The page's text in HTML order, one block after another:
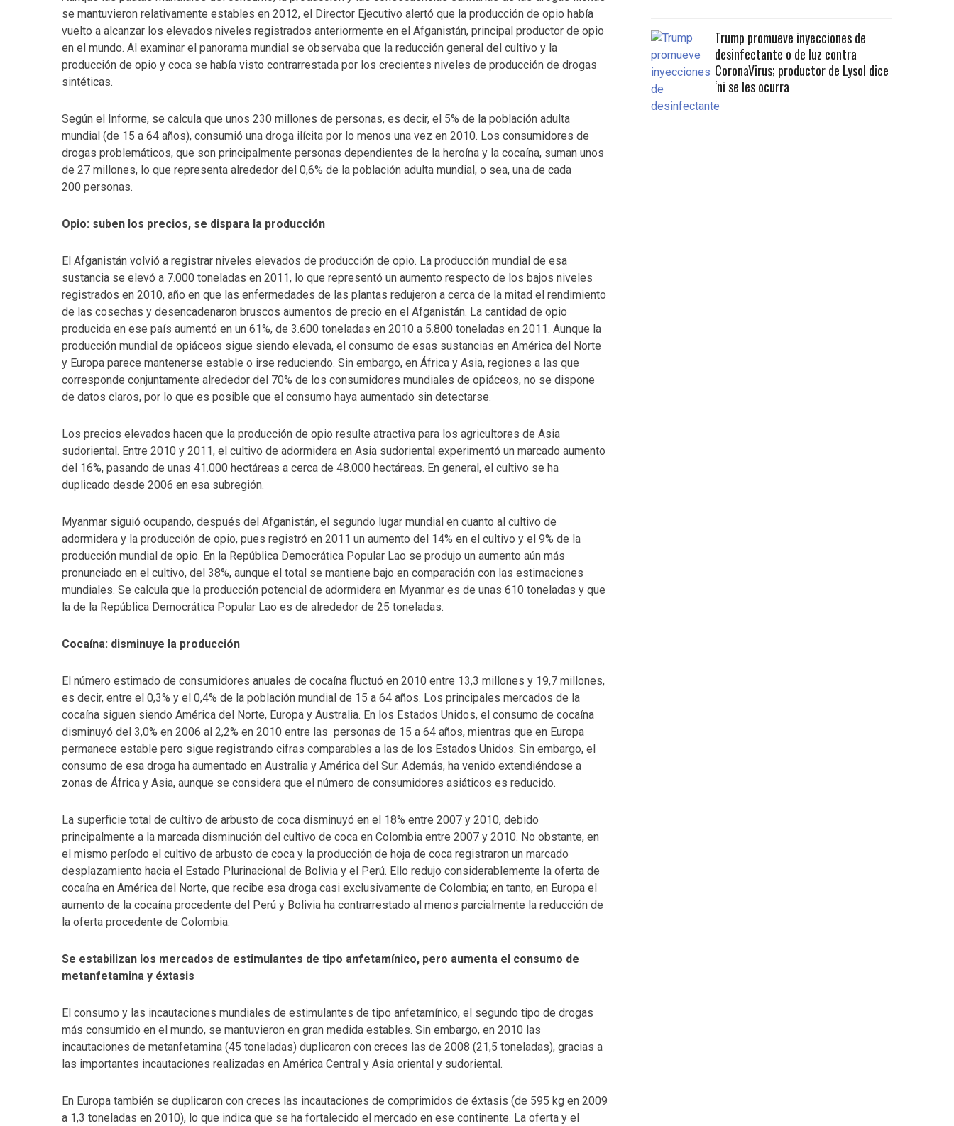
se mantuvieron relativamente estables en 2012, el Director Ejecutivo alertó que la producción de opio había
vuelto a alcanzar los elevados niveles registrados anteriormente en el Afganistán, principal productor de opio
en el mundo. Al examinar el panorama mundial se observaba que la reducción general del cultivo y la
producción de opio y coca se había visto contrarrestada por los crecientes niveles de producción de drogas
sintéticas.
Según el Informe, se calcula que unos 230 millones de personas, es decir, el 5% de la población adulta
mundial (de 15 a 64 años), consumió una droga ilícita por lo menos una vez en 2010. Los consumidores de
drogas problemáticos, que son principalmente personas dependientes de la heroína y la cocaína, suman unos
de 27 millones, lo que representa alrededor del 0,6% de la población adulta mundial, o sea, una de cada
200 personas.
Opio: suben los precios, se dispara la producción
El Afganistán volvió a registrar niveles elevados de producción de opio. La producción mundial de esa
sustancia se elevó a 7.000 toneladas en 2011, lo que representó un aumento respecto de los bajos niveles
registrados en 2010, año en que las enfermedades de las plantas redujeron a cerca de la mitad el rendimiento
de las cosechas y desencadenaron bruscos aumentos de precio en el Afganistán. La cantidad de opio
producida en ese país aumentó en un 61%, de 3.600 toneladas en 2010 a 5.800 toneladas en 2011. Aunque la
producción mundial de opiáceos sigue siendo elevada, el consumo de esas sustancias en América del Norte
y Europa parece mantenerse estable o irse reduciendo. Sin embargo, en África y Asia, regiones a las que
corresponde conjuntamente alrededor del 70% de los consumidores mundiales de opiáceos, no se dispone
de datos claros, por lo que es posible que el consumo haya aumentado sin detectarse.
Los precios elevados hacen que la producción de opio resulte atractiva para los agricultores de Asia
sudoriental. Entre 2010 y 2011, el cultivo de adormidera en Asia sudoriental experimentó un marcado aumento
del 16%, pasando de unas 41.000 hectáreas a cerca de 48.000 hectáreas. En general, el cultivo se ha
duplicado desde 2006 en esa subregión.
Myanmar siguió ocupando, después del Afganistán, el segundo lugar mundial en cuanto al cultivo de
adormidera y la producción de opio, pues registró en 2011 un aumento del 14% en el cultivo y el 9% de la
producción mundial de opio. En la República Democrática Popular Lao se produjo un aumento aún más
pronunciado en el cultivo, del 38%, aunque el total se mantiene bajo en comparación con las estimaciones
mundiales. Se calcula que la producción potencial de adormidera en Myanmar es de unas 610 toneladas y que
la de la República Democrática Popular Lao es de alrededor de 25 toneladas.
Cocaína: disminuye la producción
El número estimado de consumidores anuales de cocaína fluctuó en 2010 entre 13,3 millones y 19,7 millones,
es decir, entre el 0,3% y el 0,4% de la población mundial de 15 a 64 años. Los principales mercados de la
cocaína siguen siendo América del Norte, Europa y Australia. En los Estados Unidos, el consumo de cocaína
disminuyó del 3,0% en 2006 al 2,2% en 2010 entre las personas de 15 a 64 años, mientras que en Europa
permanece estable pero sigue registrando cifras comparables a las de los Estados Unidos. Sin embargo, el
consumo de esa droga ha aumentado en Australia y América del Sur. Además, ha venido extendiéndose a
zonas de África y Asia, aunque se considera que el número de consumidores asiáticos es reducido.
La superficie total de cultivo de arbusto de coca disminuyó en el 18% entre 2007 y 2010, debido
principalmente a la marcada disminución del cultivo de coca en Colombia entre 2007 y 2010. No obstante, en
el mismo período el cultivo de arbusto de coca y la producción de hoja de coca registraron un marcado
desplazamiento hacia el Estado Plurinacional de Bolivia y el Perú. Ello redujo considerablemente la oferta de
cocaína en América del Norte, que recibe esa droga casi exclusivamente de Colombia; en tanto, en Europa el
aumento de la cocaína procedente del Perú y Bolivia ha contrarrestado al menos parcialmente la reducción de
la oferta procedente de Colombia.
Se estabilizan los mercados de estimulantes de tipo anfetamínico, pero aumenta el consumo de
metanfetamina y éxtasis
El consumo y las incautaciones mundiales de estimulantes de tipo anfetamínico, el segundo tipo de drogas
más consumido en el mundo, se mantuvieron en gran medida estables. Sin embargo, en 2010 las
incautaciones de metanfetamina (45 toneladas) duplicaron con creces las de 2008 (21,5 toneladas), gracias a
las importantes incautaciones realizadas en América Central y Asia oriental y sudoriental.
En Europa también se duplicaron con creces las incautaciones de comprimidos de éxtasis (de 595 kg en 2009
a 1,3 toneladas en 2010), lo que indica que se ha fortalecido el mercado en ese continente. La oferta y el
Trump promueve inyecciones de
desinfectante o de luz contra
CoronaVirus; productor de Lysol dice
‘ni se les ocurra